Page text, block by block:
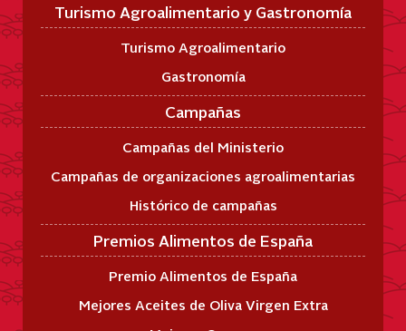
Turismo Agroalimentario y Gastronomía
Turismo Agroalimentario
Gastronomía
Campañas
Campañas del Ministerio
Campañas de organizaciones agroalimentarias
Histórico de campañas
Premios Alimentos de España
Premio Alimentos de España
Mejores Aceites de Oliva Virgen Extra